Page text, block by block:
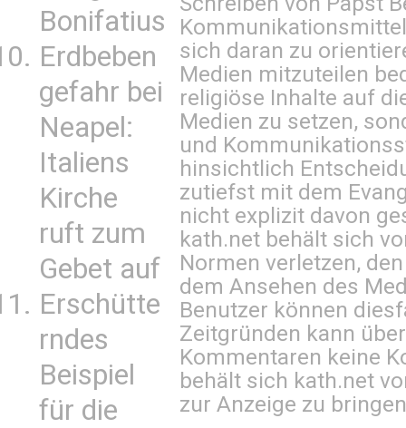
Bonifatius
Erdbeben
gefahr bei
Neapel:
Italiens
Kirche
ruft zum
Gebet auf
Erschütte
rndes
Beispiel
für die
sich daran zu
Medien mitzuteilen
religiöse Inhalte auf
Medien zu setzen,
und
hinsichtlich
zutiefst mit dem
nicht explizit davon
kath.net behält sich
Normen verletzen,
dem Ansehen des
Benutzer können
Zeitgründen kann
Kommentaren keine
behält sich kath.net
zur Anzeige zu